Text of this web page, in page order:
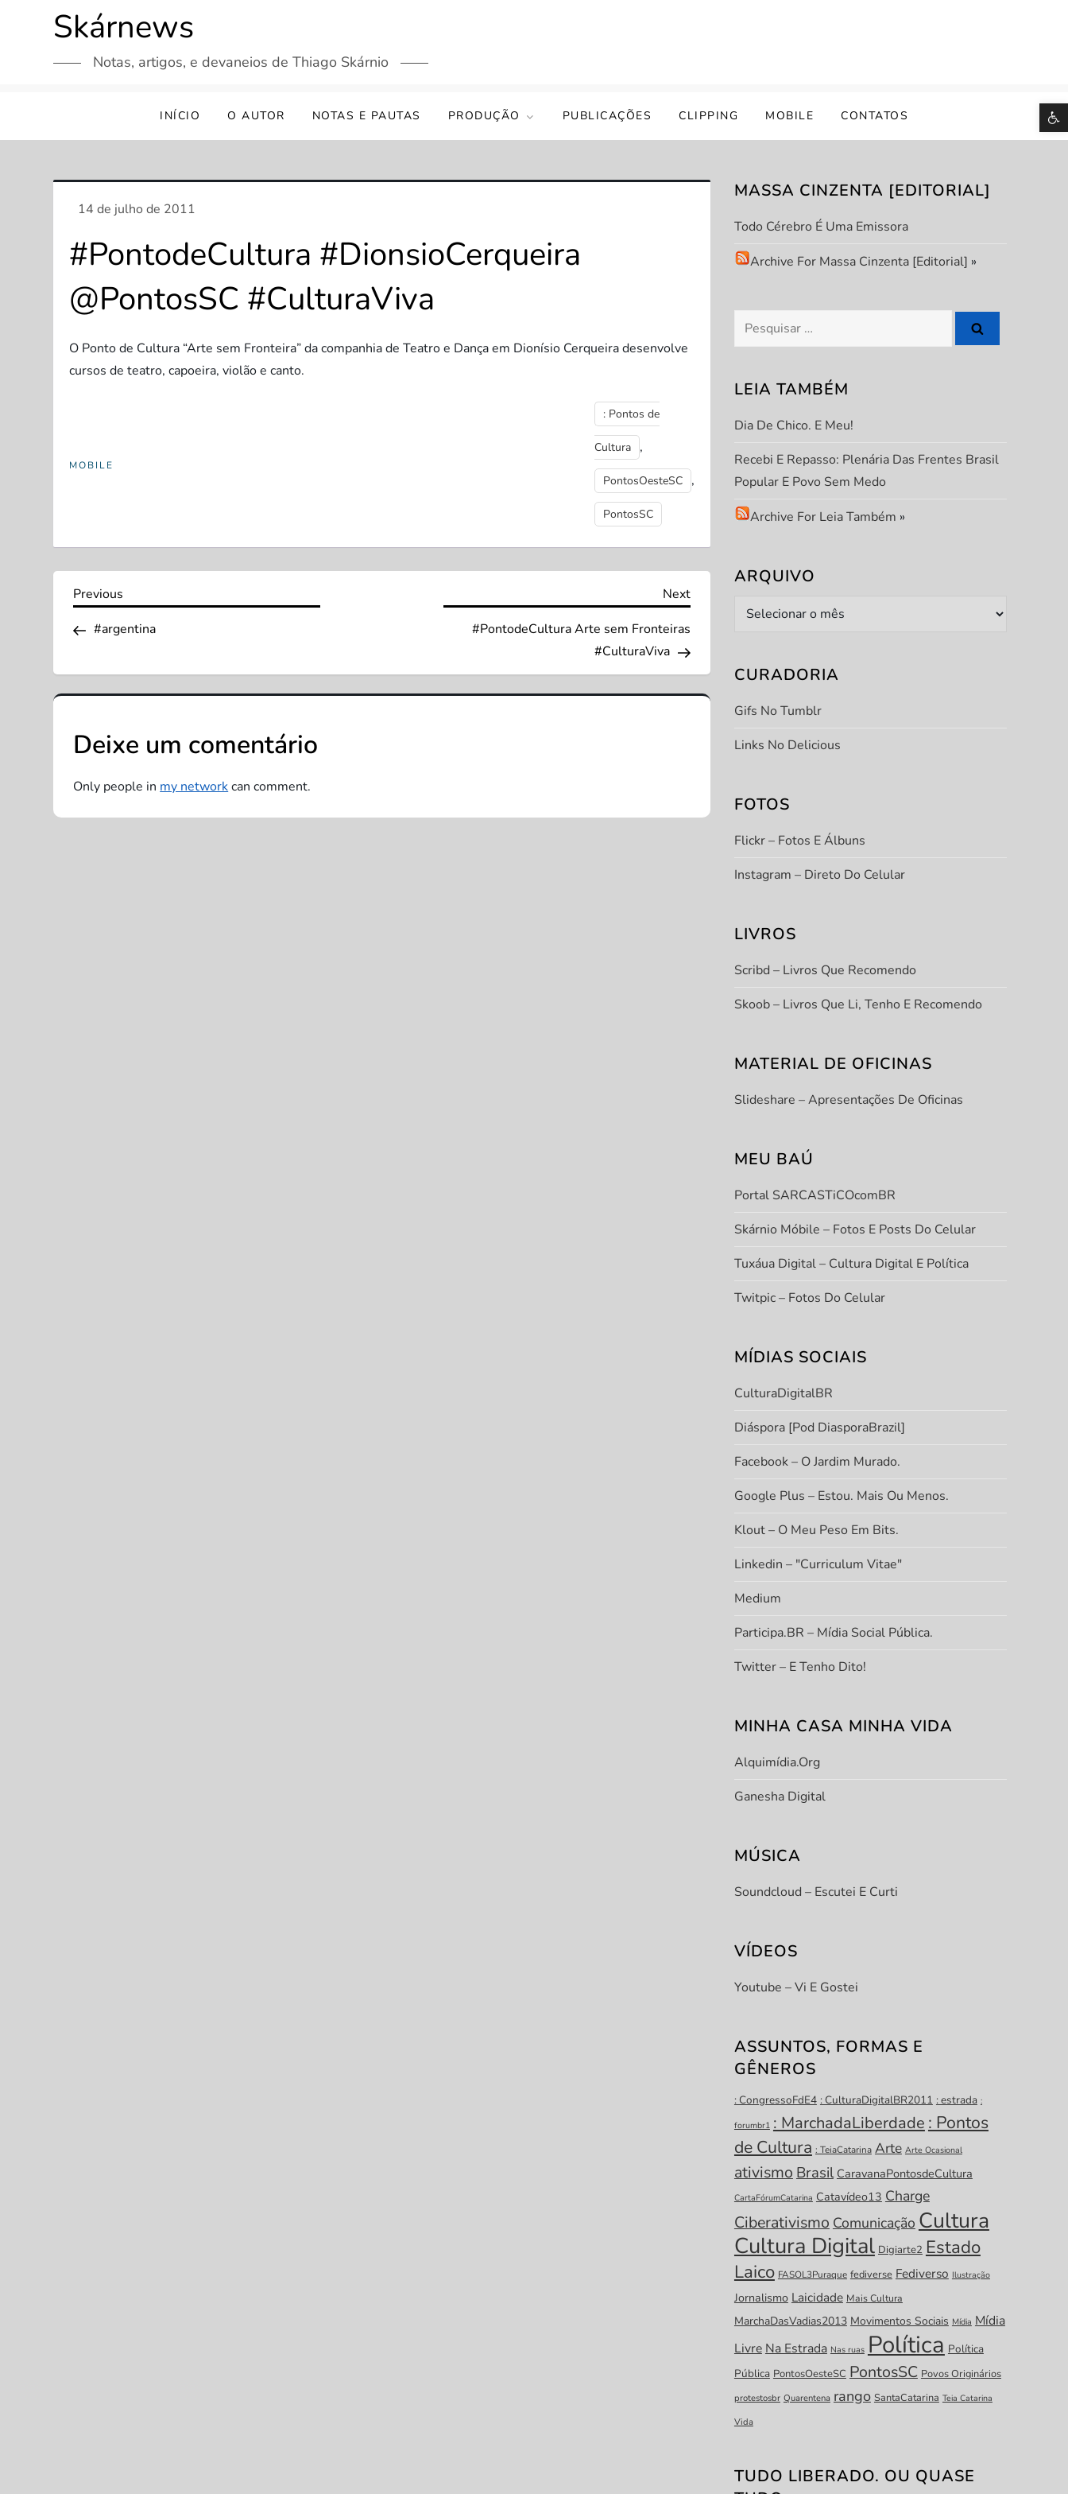
Skárnews
Notas, artigos, e devaneios de Thiago Skárnio
INÍCIO O AUTOR NOTAS E PAUTAS PRODUÇÃO PUBLICAÇÕES CLIPPING MOBILE CONTATOS
#PontodeCultura #DionsioCerqueira
@PontosSC #CulturaViva
O Ponto de Cultura “Arte sem Fronteira” da companhia de Teatro e Dança em Dionísio Cerqueira desenvolve
cursos de teatro, capoeira, violão e canto.
MOBILE
: Pontos de
Cultura ,
PontosOesteSC ,
PontosSC
N
a
v
g
a
ç
Previous
Previous
#argentina
Next
Next
#PontodeCultura Arte sem Fronteiras
#CulturaViva
Deixe um comentário
Only people inmy networkcan comment.
MASSA CINZENTA [EDITORIAL]
Todo Cérebro É Uma Emissora
Archive For Massa Cinzenta [Editorial] »
Pesquisar
por:
LEIA TAMBÉM
Dia De Chico. E Meu!
Recebi E Repasso: Plenária Das Frentes Brasil
Popular E Povo Sem Medo
Archive For Leia Também »
ARQUIVO
Arquivo
CURADORIA
Gifs No Tumblr
Links No Delicious
FOTOS
Flickr – Fotos E Álbuns
Instagram – Direto Do Celular
LIVROS
Scribd – Livros Que Recomendo
Skoob – Livros Que Li, Tenho E Recomendo
MATERIAL DE OFICINAS
Slideshare – Apresentações De Oficinas
MEU BAÚ
Portal SARCASTiCOcomBR
Skárnio Móbile – Fotos E Posts Do Celular
Tuxáua Digital – Cultura Digital E Política
Twitpic – Fotos Do Celular
MÍDIAS SOCIAIS
CulturaDigitalBR
Diáspora [Pod DiasporaBrazil]
Facebook – O Jardim Murado.
Google Plus – Estou. Mais Ou Menos.
Klout – O Meu Peso Em Bits.
Linkedin – "Curriculum Vitae"
Medium
Participa.BR – Mídia Social Pública.
Twitter – E Tenho Dito!
MINHA CASA MINHA VIDA
Alquimídia.org
Ganesha Digital
MÚSICA
Soundcloud – Escutei E Curti
VÍDEOS
Youtube – Vi E Gostei
ASSUNTOS, FORMAS E
GÊNEROS
: CongressoFdE4 : CulturaDigitalBR2011 : estrada :
forumbr1 : MarchadaLiberdade : Pontos
de Cultura : TeiaCatarina Arte Arte Ocasional
ativismo Brasil CaravanaPontosdeCultura
CartaFórumCatarina Catavídeo13 Charge
Ciberativismo Comunicação Cultura
Cultura Digital Digiarte2 Estado
Laico FASOL3Puraque fediverse Fediverso Ilustração
Jornalismo Laicidade Mais Cultura
MarchaDasVadias2013 Movimentos Sociais Mídia Mídia
Livre Na Estrada Nas ruas Política Política
Pública PontosOesteSC PontosSC Povos Originários
protestosbr Quarentena rango SantaCatarina Teia Catarina
Vida
TUDO LIBERADO. OU QUASE